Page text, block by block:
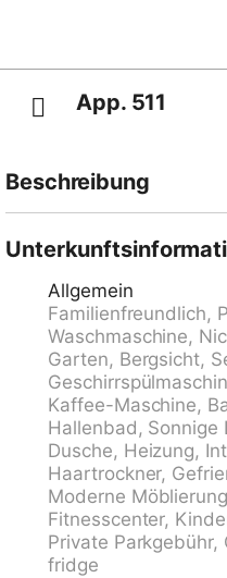
App. 511
Beschreibung
Appartementhaus "Lago
sonnige Lage,
dennoch ruhig, 20 m
Park, wunderschöner
Schwimmbad beheizt
01.Apr. - 30.Sep.) mit
Schwimmbadform
Kinderbecken,
Fitnessraum, Fahrstuhl,
Waschmaschine (extra),
Mitbenutzung, extra).
beim Haus.
Bahnstation "Melide"
Lugano" 5 m. Golfplatz
Allgemein
Familienfreundlich,
Waschmaschine,
Garten, Bergsicht,
Kaffee-Maschine,
Hallenbad, Sonnige
Dusche, Heizung,
Haartrockner,
Moderne
Fitnesscenter,
Private Parkgebühr,
fridge